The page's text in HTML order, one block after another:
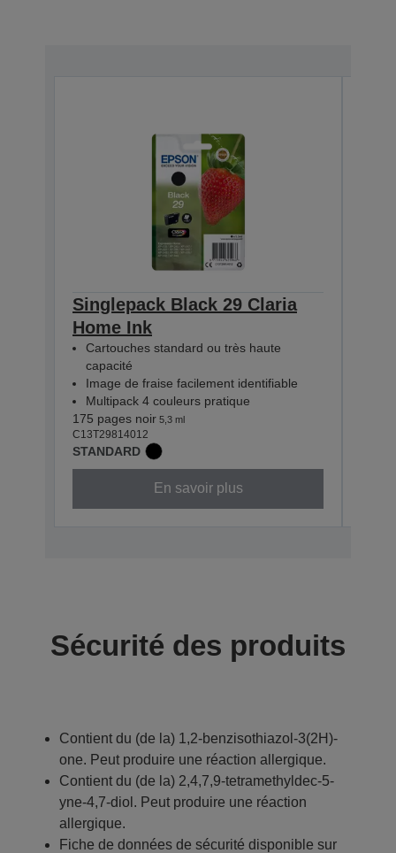
Singlepack Black 29 Claria
Home Ink
Cartouches standard ou très haute
capacité
Image de fraise facilement identifiable
Multipack 4 couleurs pratique
175 pages noir 5,3 ml
C13T29814012
STANDARD
En savoir plus
Sécurité des produits
Contient du (de la) 1,2-benzisothiazol-3(2H)-
one. Peut produire une réaction allergique.
Contient du (de la) 2,4,7,9-tetramethyldec-5-
yne-4,7-diol. Peut produire une réaction
allergique.
Fiche de données de sécurité disponible sur